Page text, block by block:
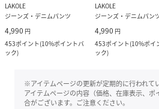
LAKOLE
ジーンズ・デニムパンツ
4,990 円
453ポイント(10%ポイントバ
ック)
LAKOLE
ジーンズ・デニムパン
4,990 円
453ポイント(10%ポイ
ック)
※アイテムページの更新が定期的に行われて
アイテムページの内容（価格、在庫表示、
合がございます。ご注意ください。